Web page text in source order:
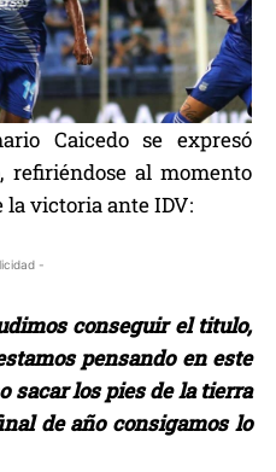
Caicedo se expresó
refiriéndose al momento
la victoria ante IDV:
-
conseguir el titulo,
pensando en este
sacar los pies de la tierra
de año consigamos lo